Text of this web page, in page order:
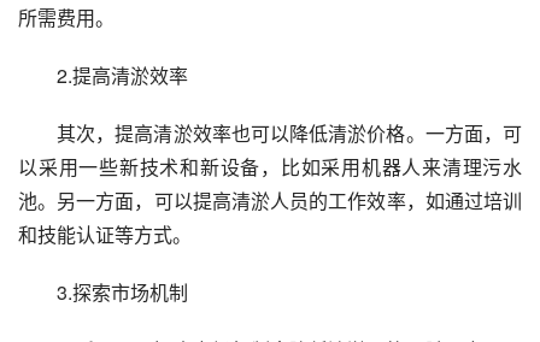
所需费用。
2.提高清淤效率
其次，提高清淤效率也可以降低清淤价格。一方面，可
以采用一些新技术和新设备，比如采用机器人来清理污水
池。另一方面，可以提高清淤人员的工作效率，如通过培训
和技能认证等方式。
3.探索市场机制